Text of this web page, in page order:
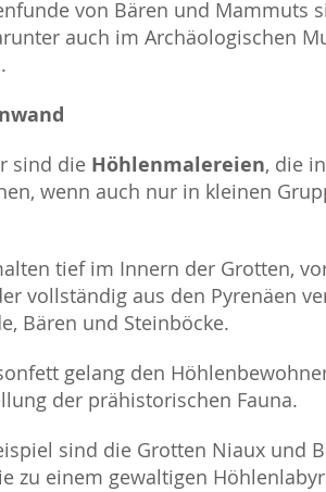
von Bären und Mammuts
auch im Archäologischen
sind die Höhlenmalereien, die
wenn auch nur in kleinen
tief im Innern der Grotten,
vollständig aus den Pyrenäen
Bären und Steinböcke.
gelang den
der prähistorischen Fauna.
sind die Grotten Niaux und
zu einem gewaltigen